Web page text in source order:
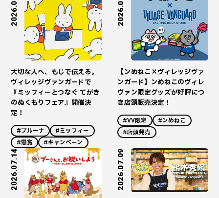
大切な人へ、もじで伝える。
ヴィレッジヴァンガードで
『ミッフィーとつなぐ てがき
のぬくもりフェア』開催決
定！
#ブルーナ
#ミッフィー
#懸賞
#キャンペーン
【ンめねこ×ヴィレッジヴァ
ンガード】ンめねこのヴィレ
ヴァン限定グッズが好評につ
き店頭販売決定！
#VV限定
#ンめねこ
#店頭発売
2026.07.14 2026.07.09